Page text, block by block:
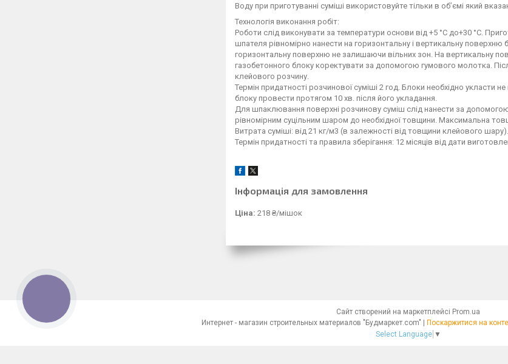
Воду при приготуванні суміші використовуйте тільки в об’ємі який
Технологія виконання робіт:
Роботи слід виконувати за температури основи від +5 °C до+30 °C.
шпателя рівномірно нанести на горизонтальну і вертикальну
горизонтальну поверхню не залишаючи вільних зон. На вертикальну
газобетонного блоку коректувати за допомогою гумового молотка.
клейового розчину.
Термін придатності розчинової суміші 2 год. Блоки необхідно укласти
блоку провести протягом 10 хв. після його укладання.
Для шпаклювання поверхні розчинову суміш слід нанести за
рівномірним суцільним шаром до необхідної товщини. Максимальна
Витрата суміші: від 21 кг/м3 (в залежності від товщини клейового шару).
Термін придатності та правила зберігання: 12 місяців від дати
Інформація для замовлення
Ціна: 218 ₴/мішок
Сайт створений на маркетплейсі Prom.ua
Поскаржитися на
Select Language ▼